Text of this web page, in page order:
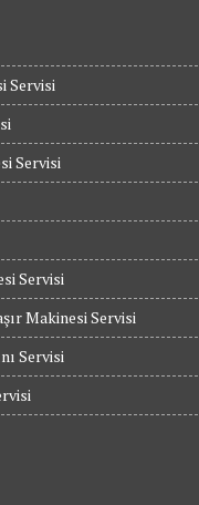
Servisi
Servisi
Servisi
Makinesi Servisi
Servisi